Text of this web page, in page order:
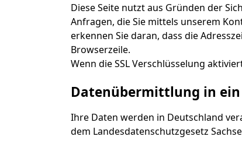
Diese Seite nutzt aus Gründen der
Anfragen, die Sie mittels unserem
erkennen Sie daran, dass die
Browserzeile.
Wenn die SSL Verschlüsselung
Datenübermittlung in
Ihre Daten werden in Deutschland
dem Landesdatenschutzgesetz